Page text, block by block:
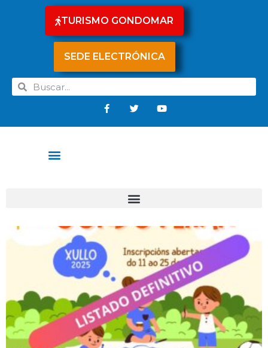
TURISMO GONDOMAR
SEDE ELECTRÓNICA